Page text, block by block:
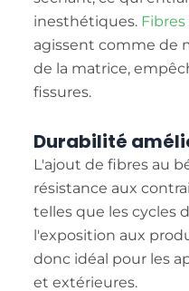
inesthétiques.
agissent comme de
de la matrice,
fissures.
Durabilité
L'ajout de fibres au
résistance aux
telles que les cycles
l'exposition aux
donc idéal pour les
et extérieures.